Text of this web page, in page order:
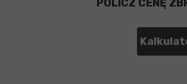
POLICZ CENĘ